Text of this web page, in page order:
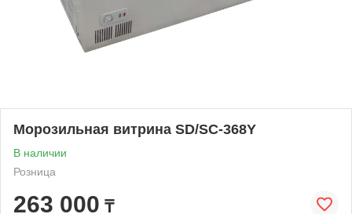
Морозильная витрина SD/SC-368Y
В наличии
Розница
263 000 ₸